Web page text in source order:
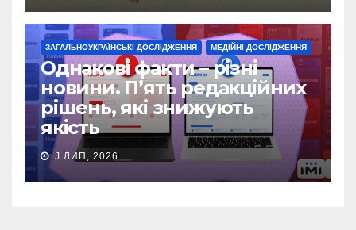
ЗАГАЛЬНОУКРАЇНСЬКІ ДОСЛІДЖЕННЯ МЕДІЙНІ ДОСЛІДЖЕННЯ
Однакові факти – різні
новини. П’ять редакційних
рішень, які знижують
якість
J ЛИП, 2026